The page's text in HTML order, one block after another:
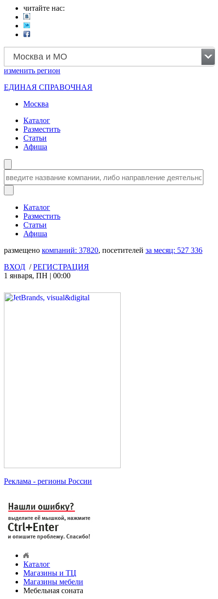
читайте нас:
Москва и МО
изменить регион
ЕДИНАЯ СПРАВОЧНАЯ
Москва
Каталог
Разместить
Статьи
Афиша
Каталог
Разместить
Статьи
Афиша
размещено компаний: 37820, посетителей за месяц: 527 336
ВХОД /РЕГИСТРАЦИЯ
1 января, ПН | 00:00
Реклама - регионы России
Каталог
Магазины и ТЦ
Магазины мебели
Мебельная соната